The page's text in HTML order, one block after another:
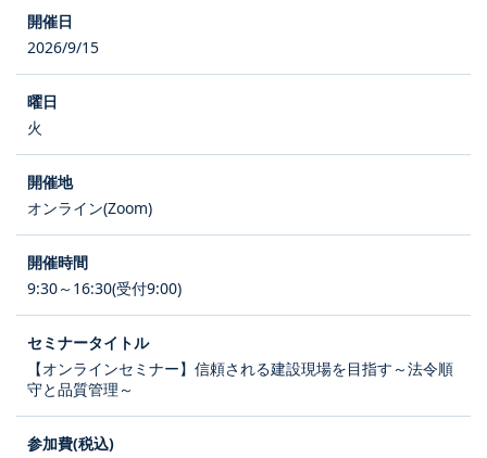
2026/9/15
火
オンライン(Zoom)
9:30～16:30(受付9:00)
【オンラインセミナー】信頼される建設現場を目指す～法令順
守と品質管理～